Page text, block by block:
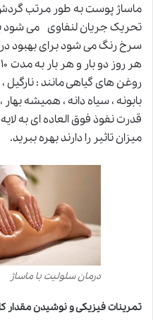
ماساژ پوست به طور مرتب
تحریک جریان لنفاوی می شود
سرخ رنگ می شود برای بهبود
روغن های گیاهی مانند : نارگیل ،
بابونه ، سیاه دانه ، همیشه بهار
قدرت نفوذ فوق العاده ای به
میزان تاثیر را دارند بهره ببرید.
درمان سلولیت با ماساژ
تمرینات فیزیکی و نوشیدن مقدار